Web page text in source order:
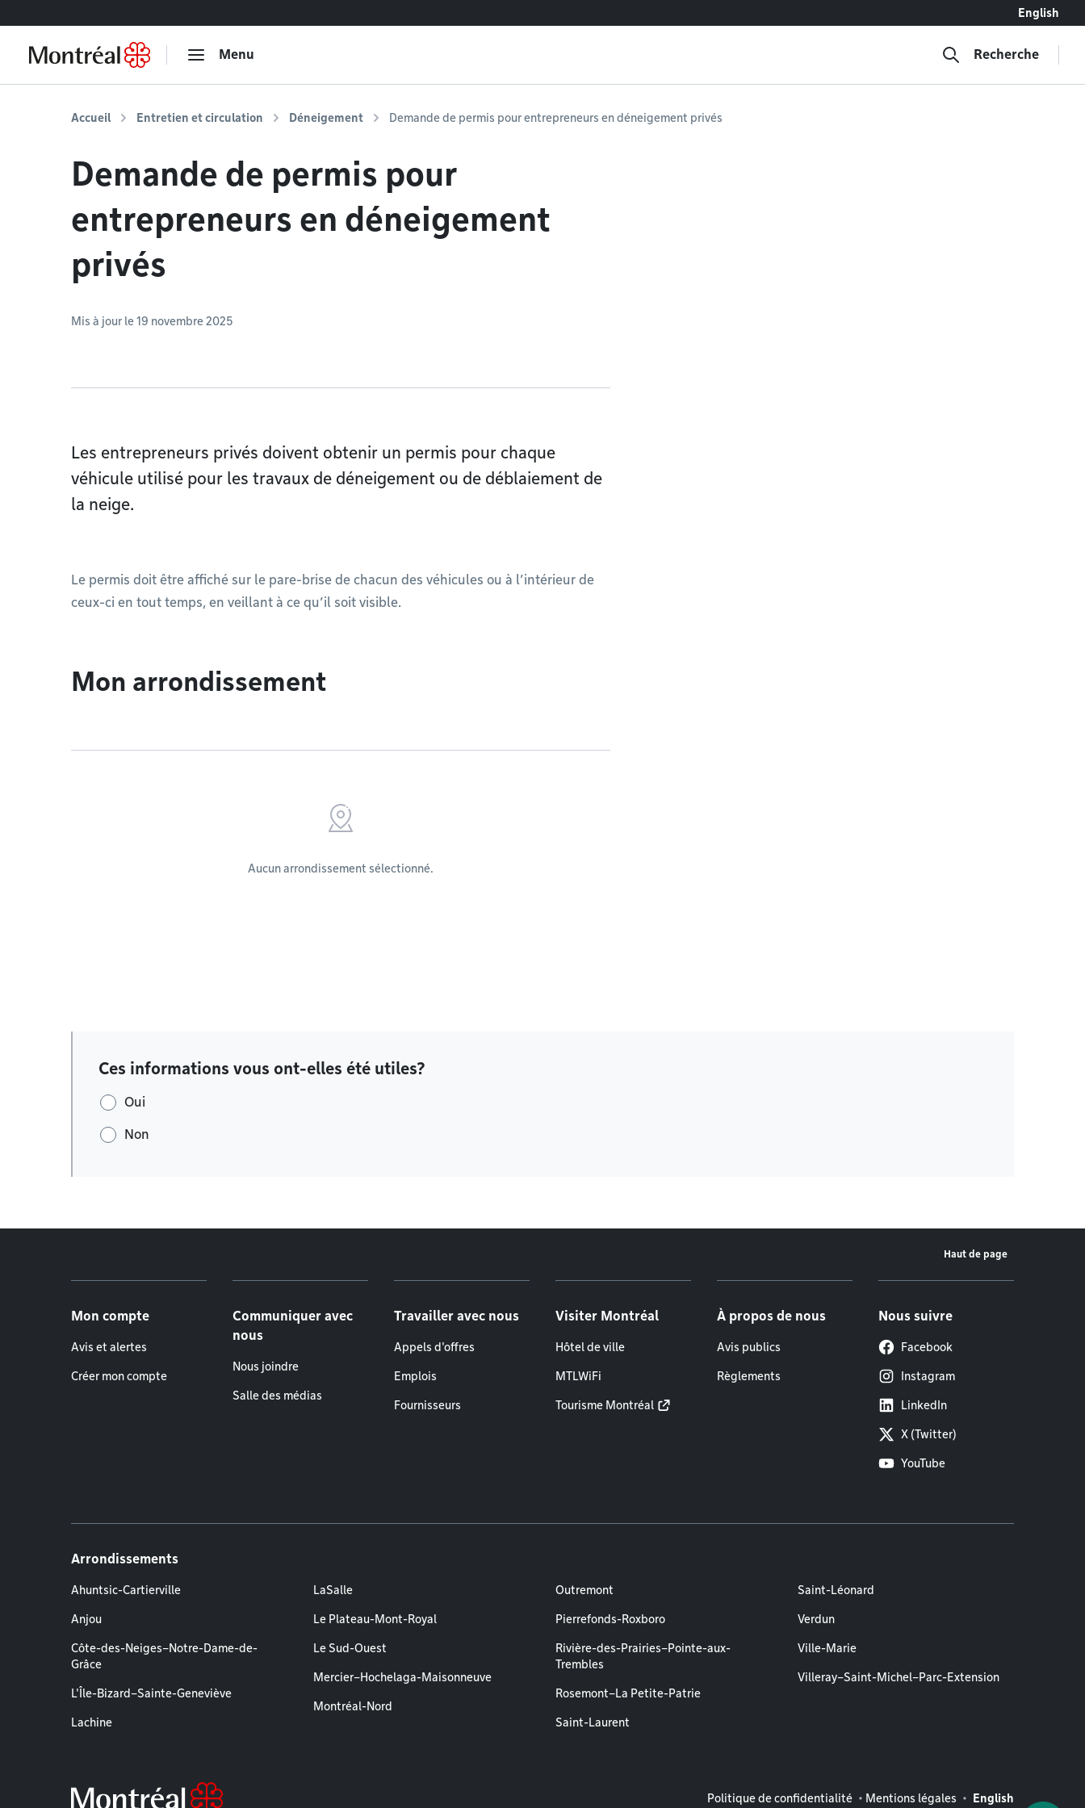
English
Menu Recherche
Accueil Entretien et circulation Déneigement Demande de permis pour entrepreneurs en déneigement privés
Demande de permis pour
entrepreneurs en déneigement
privés
Mis à jour le 19 novembre 2025
Les entrepreneurs privés doivent obtenir un permis pour chaque
véhicule utilisé pour les travaux de déneigement ou de déblaiement de
la neige.
Le permis doit être affiché sur le pare-brise de chacun des véhicules ou à l’intérieur de
ceux-ci en tout temps, en veillant à ce qu’il soit visible.
Mon arrondissement
Aucun arrondissement sélectionné.
Ces informations vous ont-elles été utiles?
Oui
Non
Haut de page
Mon compte
Avis et alertes
Créer mon compte
Communiquer avec
nous
Nous joindre
Salle des médias
Travailler avec nous
Appels d'offres
Emplois
Fournisseurs
Visiter Montréal
Hôtel de ville
MTLWiFi
Tourisme Montréal
À propos de nous
Avis publics
Règlements
Nous suivre
Facebook
Instagram
LinkedIn
X (Twitter)
YouTube
Arrondissements
Ahuntsic-Cartierville
Anjou
Côte-des-Neiges–Notre-Dame-de-
Grâce
L'Île-Bizard–Sainte-Geneviève
Lachine
LaSalle
Le Plateau-Mont-Royal
Le Sud-Ouest
Mercier–Hochelaga-Maisonneuve
Montréal-Nord
Outremont
Pierrefonds-Roxboro
Rivière-des-Prairies–Pointe-aux-
Trembles
Rosemont–La Petite-Patrie
Saint-Laurent
Saint-Léonard
Verdun
Ville-Marie
Villeray–Saint-Michel–Parc-Extension
Mentions légales
Politique de confidentialité Mentions légales English